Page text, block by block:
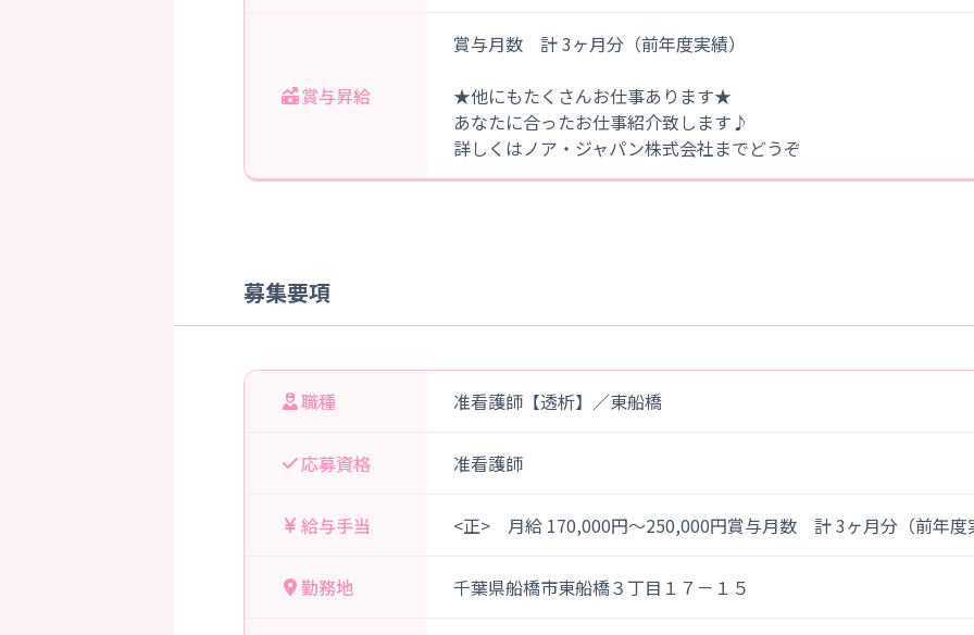
賞与昇給
賞与月数 計 3ヶ月分（前年度実績）
★他にもたくさんお仕事あります★
あなたに合ったお仕事紹介致します♪
詳しくはノア・ジャパン株式会社までどうぞ
募集要項
職種 准看護師【透析】／東船橋
応募資格 准看護師
給与手当 <正> 月給 170,000円～250,000円賞与月数 計 3ヶ月分（前年度
勤務地 千葉県船橋市東船橋３丁目１７－１５